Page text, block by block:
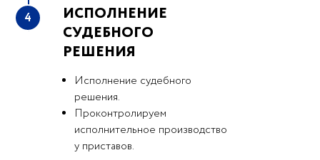
4
ИСПОЛНЕНИЕ
СУДЕБНОГО
РЕШЕНИЯ
Исполнение судебного
решения.
Проконтролируем
исполнительное производство
у приставов.